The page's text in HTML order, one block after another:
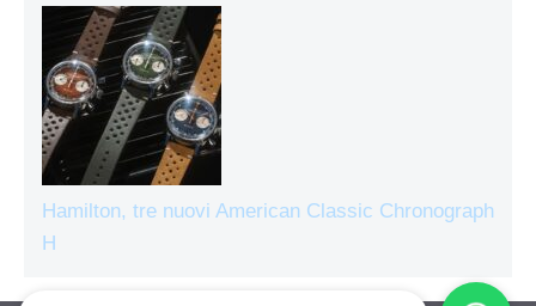
Hamilton, tre nuovi American Classic Chronograph
H